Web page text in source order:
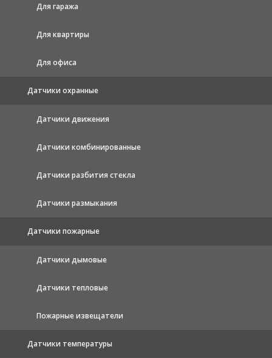
Для гаража
Для квартиры
Для офиса
Датчики охранные
Датчики движения
Датчики комбинированные
Датчики разбития стекла
Датчики размыкания
Датчики пожарные
Датчики дымовые
Датчики тепловые
Пожарные извещатели
Датчики температуры